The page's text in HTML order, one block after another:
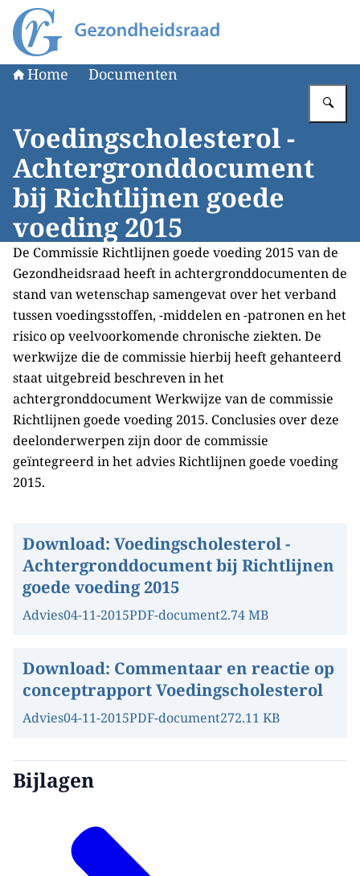
Naar de homepage van Gezondheidsraad
Home Documenten
Voedingscholesterol -
Achtergronddocument
bij Richtlijnen goede
voeding 2015
De Commissie Richtlijnen goede voeding 2015 van de
Gezondheidsraad heeft in achtergronddocumenten de
stand van wetenschap samengevat over het verband
tussen voedingsstoffen, -middelen en -patronen en het
risico op veelvoorkomende chronische ziekten. De
werkwijze die de commissie hierbij heeft gehanteerd
staat uitgebreid beschreven in het
achtergronddocument Werkwijze van de commissie
Richtlijnen goede voeding 2015. Conclusies over deze
deelonderwerpen zijn door de commissie
geïntegreerd in het advies Richtlijnen goede voeding
2015.
Download: Voedingscholesterol -
Achtergronddocument bij Richtlijnen
goede voeding 2015
Advies04-11-2015PDF-document2.74 MB
Download: Commentaar en reactie op
conceptrapport Voedingscholesterol
Advies04-11-2015PDF-document272.11 KB
Bijlagen